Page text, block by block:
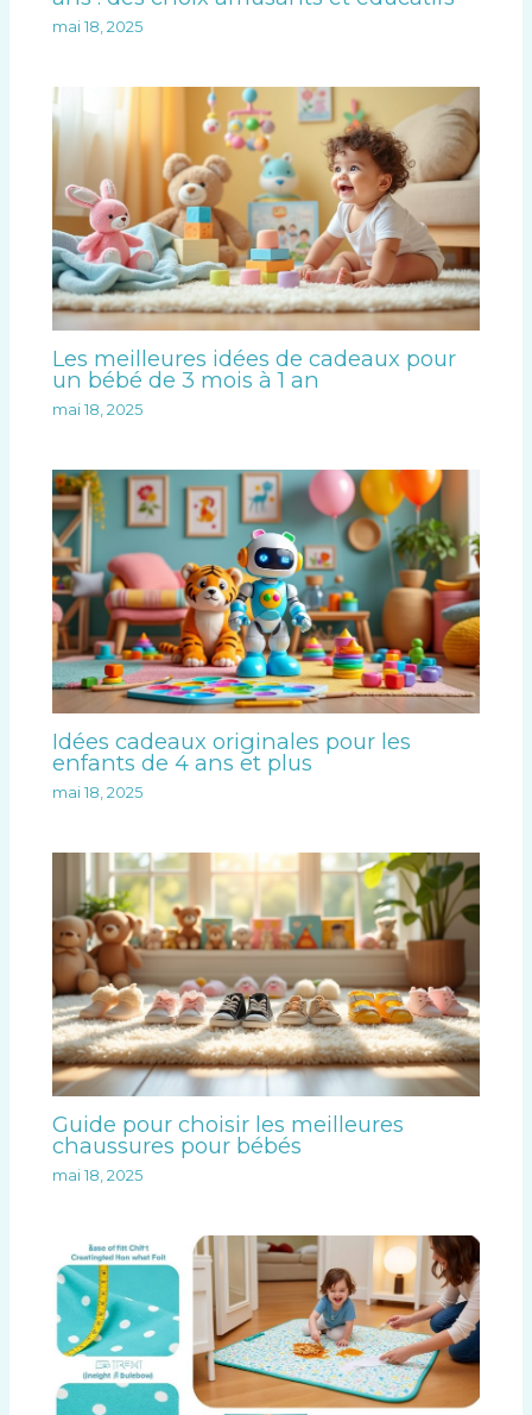
mai 18, 2025
Les meilleures idées de cadeaux pour
un bébé de 3 mois à 1 an
mai 18, 2025
Idées cadeaux originales pour les
enfants de 4 ans et plus
mai 18, 2025
Guide pour choisir les meilleures
chaussures pour bébés
mai 18, 2025